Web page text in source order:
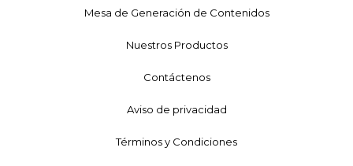
Mesa de Generación de Contenidos
Nuestros Productos
Contáctenos
Aviso de privacidad
Términos y Condiciones